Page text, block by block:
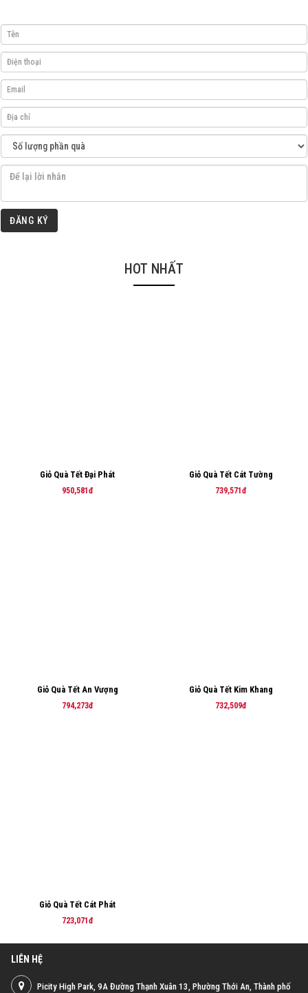
ĐĂNG KÝ
HOT NHẤT
Giỏ Quà Tết Đại Phát
950,581đ
Giỏ Quà Tết Cát Tường
739,571đ
Giỏ Quà Tết An Vượng
794,273đ
Giỏ Quà Tết Kim Khang
732,509đ
Giỏ Quà Tết Cát Phát
723,071đ
LIÊN HỆ
Picity High Park, 9A Đường Thạnh Xuân 13, Phường Thới An, Thành phố